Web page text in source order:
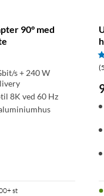
90° med
s + 240 W
8K ved 60 Hz
st